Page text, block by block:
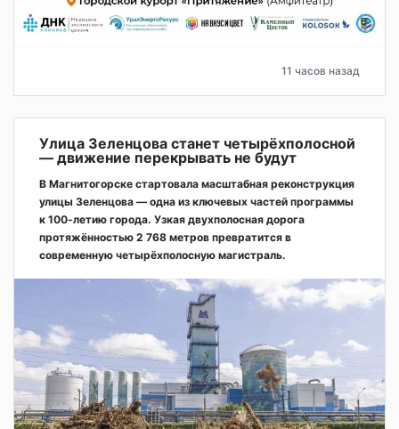
11 часов назад
Улица Зеленцова станет четырёхполосной
— движение перекрывать не будут
В Магнитогорске стартовала масштабная реконструкция
улицы Зеленцова — одна из ключевых частей программы
к 100-летию города. Узкая двухполосная дорога
протяжённостью 2 768 метров превратится в
современную четырёхполосную магистраль.